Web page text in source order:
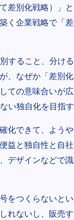
差別化戦略）」
く企業戦略で「
すること、分け
なぜか「差別化
ての意味合いが
い独自化を目指す
化できて、よう
益と独自性と自
デザインなどで
をつくらないと
ないし、販売す